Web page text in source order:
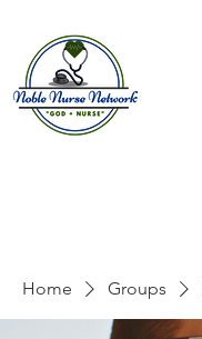
Home Groups